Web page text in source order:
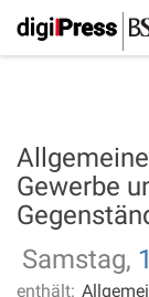
Gewerbe
Samstag,
enthält: